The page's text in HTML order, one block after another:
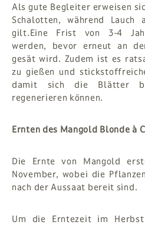
Als gute Begleiter erweisen
Schalotten, während Lauch
gilt.Eine Frist von 3-4
werden, bevor erneut an
gesät wird. Zudem ist es
zu gießen und
damit sich die Blätter
regenerieren können.
Ernten des Mangold Blonde à
Die Ernte von Mangold
November, wobei die
nach der Aussaat bereit sind.
Um die Erntezeit im